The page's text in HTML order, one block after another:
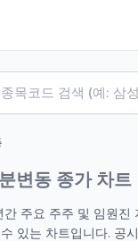
변동 종가 차트
간 주요 주주 및 임원진
있는 차트입니다. 공